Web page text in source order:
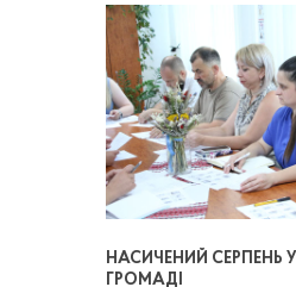
НАСИЧЕНИЙ СЕРПЕНЬ
ГРОМАДІ